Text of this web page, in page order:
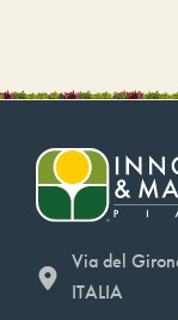
Via del
ITALIA